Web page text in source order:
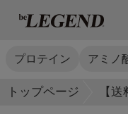
プロテイン アミノ
トップページ 【